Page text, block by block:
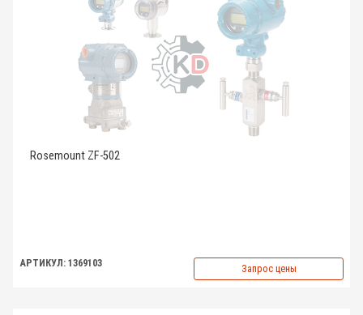
Rosemount ZF-502
АРТИКУЛ: 1369103 Запрос цены